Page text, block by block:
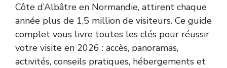
Côte d’Albâtre en Normandie, attirent chaque
année plus de 1,5 million de visiteurs. Ce guide
complet vous livre toutes les clés pour réussir
votre visite en 2026 : accès, panoramas,
activités, conseils pratiques, hébergements et